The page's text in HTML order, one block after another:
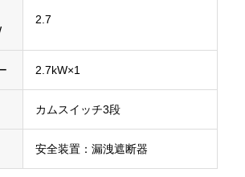
2.7
2.7kW×1
カムスイッチ3段
安全装置：漏洩遮断器